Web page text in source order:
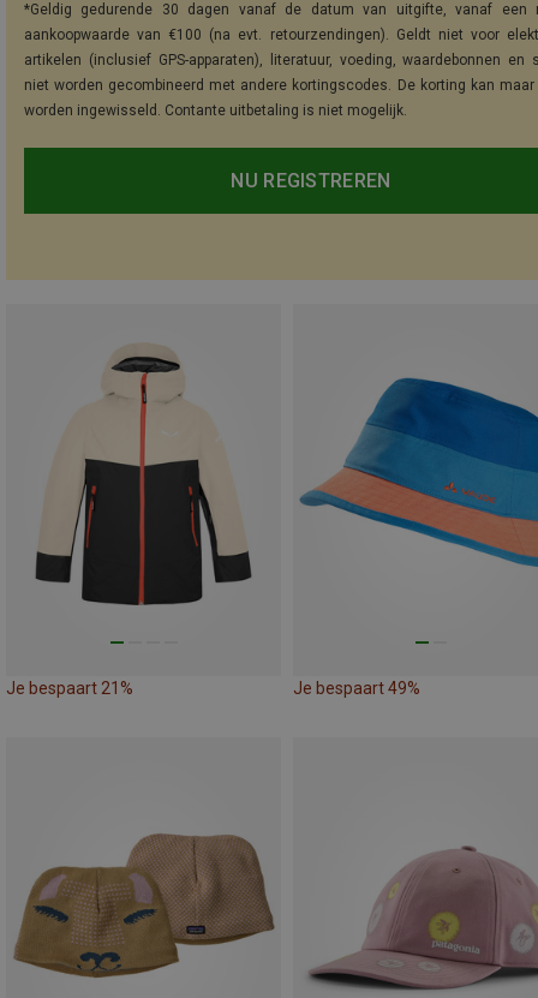
*Geldig gedurende 30 dagen vanaf de datum van uitgifte, vanaf een
aankoopwaarde van €100 (na evt. retourzendingen). Geldt niet voor
artikelen (inclusief GPS-apparaten), literatuur, voeding, waardebonnen en
niet worden gecombineerd met andere kortingscodes. De korting kan maar
worden ingewisseld. Contante uitbetaling is niet mogelijk.
NU REGISTREREN
Je bespaart 21% Je bespaart 49%